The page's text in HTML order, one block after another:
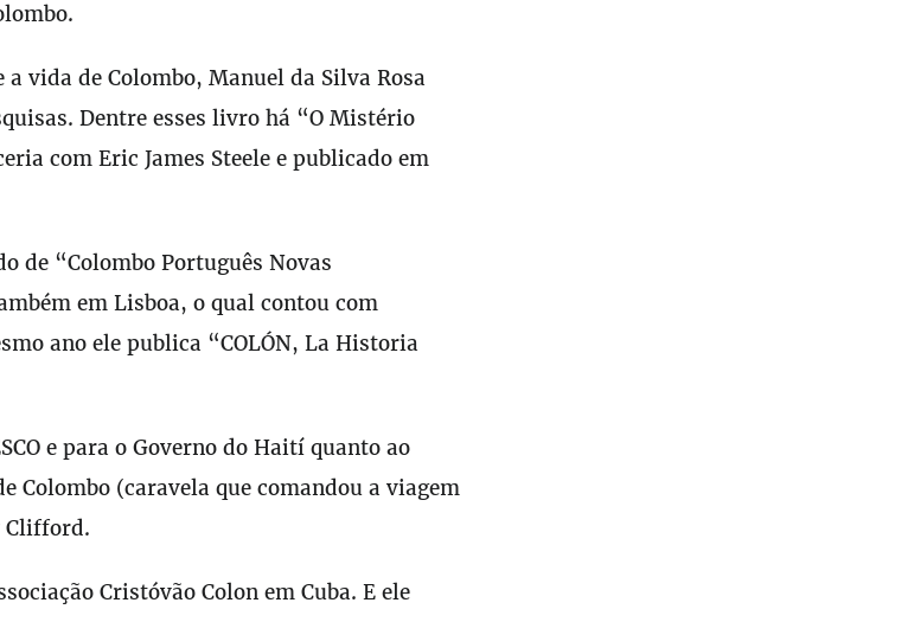
a vida de Colombo, Manuel da Silva Rosa
Dentre esses livro há “O Mistério
com Eric James Steele e publicado em
de “Colombo Português Novas
em Lisboa, o qual contou com
ano ele publica “COLÓN, La Historia
e para o Governo do Haití quanto ao
Colombo (caravela que comandou a viagem
Clifford.
Cristóvão Colon em Cuba. E ele